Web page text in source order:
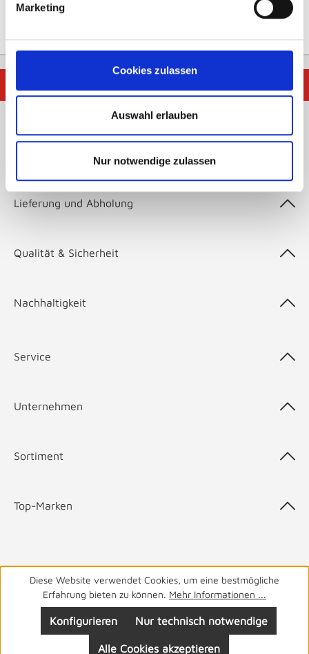
Marketing
Cookies zulassen
Auswahl erlauben
Nur notwendige zulassen
Frischer Sommerlook für dein Zuhause – jetzt inspirieren
lassen🌿
Lieferung und Abholung
Qualität & Sicherheit
Nachhaltigkeit
Service
Unternehmen
Sortiment
Top-Marken
Haben Sie Fragen? Wir helfen Ihnen gerne.05141 9940täglich
von 8-19 Uhr
Diese Website verwendet Cookies, um eine bestmögliche
Erfahrung bieten zu können. Mehr Informationen ...
Nur technisch notwendige
Konfigurieren
Alle Cookies akzeptieren